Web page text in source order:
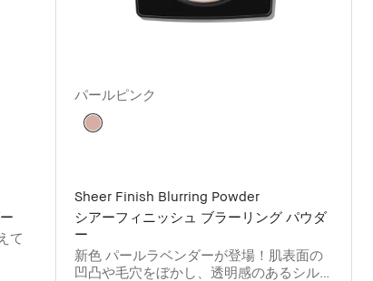
て
パールピンク
Sheer Finish Blurring Powder
シアーフィニッシュ ブラーリング パウダ
ー
新色 パールラベンダーが登場！肌表面の
凹凸や毛穴をぼかし、透明感のあるシルク